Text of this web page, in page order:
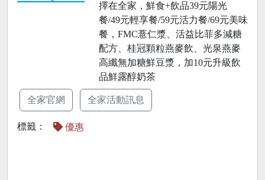
擇在全家，鮮食+飲品39元陽光
餐/49元輕享餐/59元活力餐/69元美味
餐，FMC薏仁漿、活益比菲多減糖
配方、桂冠顆粒燕麥飲、光泉燕麥
高纖無加糖鮮豆漿，加10元升級飲
品鮮露醇奶茶
全家官網 全家活動訊息
標籤： 優惠